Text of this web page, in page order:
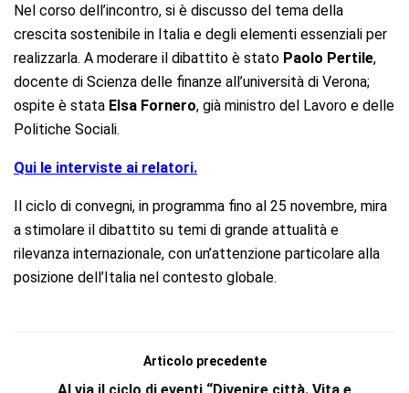
Nel corso dell’incontro, si è discusso del tema della
crescita sostenibile in Italia e degli elementi essenziali per
realizzarla. A moderare il dibattito è stato Paolo Pertile,
docente di Scienza delle finanze all’università di Verona;
ospite è stata Elsa Fornero, già ministro del Lavoro e delle
Politiche Sociali.
Qui le interviste ai relatori.
Il ciclo di convegni, in programma fino al 25 novembre, mira
a stimolare il dibattito su temi di grande attualità e
rilevanza internazionale, con un’attenzione particolare alla
posizione dell’Italia nel contesto globale.
Articolo precedente